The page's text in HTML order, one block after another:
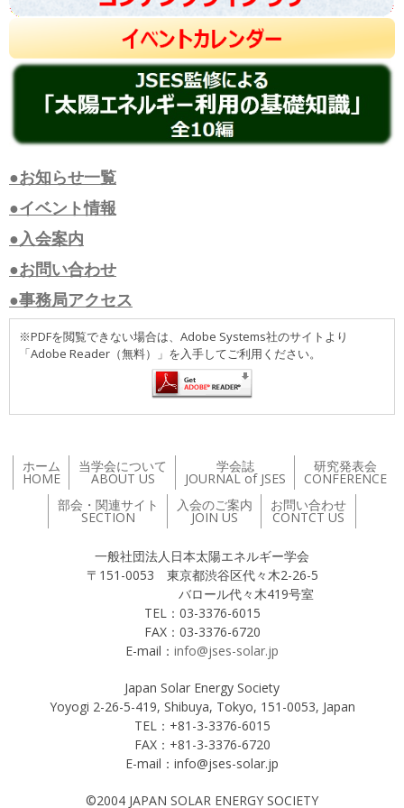
●お知らせ一覧
●イベント情報
●入会案内
●お問い合わせ
●事務局アクセス
※PDFを閲覧できない場合は、Adobe Systems社のサイトより
「Adobe Reader（無料）」を入手してご利用ください。
ホーム
HOME
当学会について
ABOUT US
学会誌
JOURNAL of JSES
研究発表会
CONFERENCE
部会・関連サイト
SECTION
入会のご案内
JOIN US
お問い合わせ
CONTCT US
一般社団法人日本太陽エネルギー学会
〒151-0053 東京都渋谷区代々木2-26-5
バロール代々木419号室
TEL：03-3376-6015
FAX：03-3376-6720
E-mail： info@jses-solar.jp
Japan Solar Energy Society
Yoyogi 2-26-5-419, Shibuya, Tokyo, 151-0053, Japan
TEL：+81-3-3376-6015
FAX：+81-3-3376-6720
E-mail：info@jses-solar.jp
©2004 JAPAN SOLAR ENERGY SOCIETY